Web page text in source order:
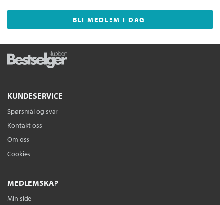
BLI MEDLEM I DAG
KUNDESERVICE
Spørsmål og svar
Kontakt oss
Om oss
Cookies
MEDLEMSKAP
Min side